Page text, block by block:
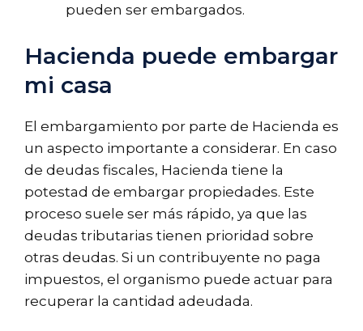
pueden ser embargados.
Hacienda puede embargar
mi casa
El embargamiento por parte de Hacienda es
un aspecto importante a considerar. En caso
de deudas fiscales, Hacienda tiene la
potestad de embargar propiedades. Este
proceso suele ser más rápido, ya que las
deudas tributarias tienen prioridad sobre
otras deudas. Si un contribuyente no paga
impuestos, el organismo puede actuar para
recuperar la cantidad adeudada.